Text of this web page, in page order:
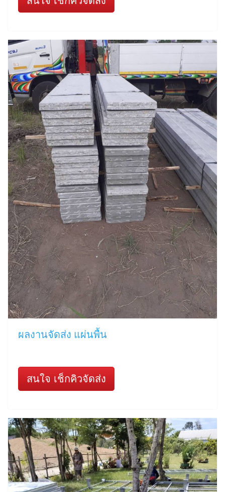
ผลงานจัดส่ง แผ่นพื้น
สนใจ เช็กคิวจัดส่ง